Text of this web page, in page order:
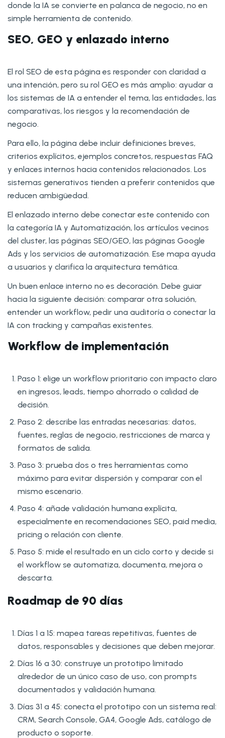
donde la IA se convierte en palanca de negocio, no en
simple herramienta de contenido.
SEO, GEO y enlazado interno
El rol SEO de esta página es responder con claridad a
una intención, pero su rol GEO es más amplio: ayudar a
los sistemas de IA a entender el tema, las entidades, las
comparativas, los riesgos y la recomendación de
negocio.
Para ello, la página debe incluir definiciones breves,
criterios explícitos, ejemplos concretos, respuestas FAQ
y enlaces internos hacia contenidos relacionados. Los
sistemas generativos tienden a preferir contenidos que
reducen ambigüedad.
El enlazado interno debe conectar este contenido con
la categoría IA y Automatización, los artículos vecinos
del cluster, las páginas SEO/GEO, las páginas Google
Ads y los servicios de automatización. Ese mapa ayuda
a usuarios y clarifica la arquitectura temática.
Un buen enlace interno no es decoración. Debe guiar
hacia la siguiente decisión: comparar otra solución,
entender un workflow, pedir una auditoría o conectar la
IA con tracking y campañas existentes.
Workflow de implementación
Paso 1: elige un workflow prioritario con impacto claro
en ingresos, leads, tiempo ahorrado o calidad de
decisión.
Paso 2: describe las entradas necesarias: datos,
fuentes, reglas de negocio, restricciones de marca y
formatos de salida.
Paso 3: prueba dos o tres herramientas como
máximo para evitar dispersión y comparar con el
mismo escenario.
Paso 4: añade validación humana explícita,
especialmente en recomendaciones SEO, paid media,
pricing o relación con cliente.
Paso 5: mide el resultado en un ciclo corto y decide si
el workflow se automatiza, documenta, mejora o
descarta.
Roadmap de 90 días
Días 1 a 15: mapea tareas repetitivas, fuentes de
datos, responsables y decisiones que deben mejorar.
Días 16 a 30: construye un prototipo limitado
alrededor de un único caso de uso, con prompts
documentados y validación humana.
Días 31 a 45: conecta el prototipo con un sistema real:
CRM, Search Console, GA4, Google Ads, catálogo de
producto o soporte.